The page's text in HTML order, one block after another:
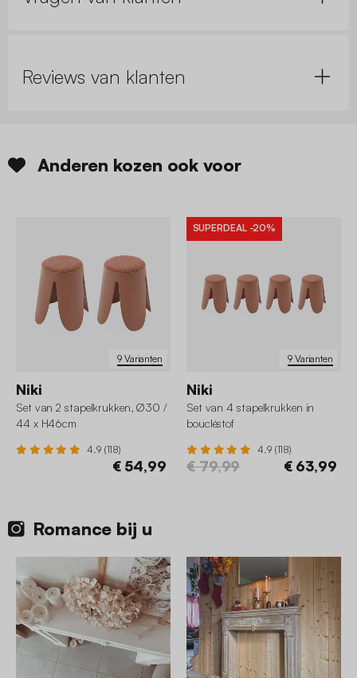
Reviews van klanten
Anderen kozen ook voor
9 Varianten
Niki
Set van 2 stapelkrukken, Ø30 /
44 x H46cm
4.9 (118)
€ 54,99
9 Varianten
SUPERDEAL -20%
Niki
Set van 4 stapelkrukken in
boucléstof
4.9 (118)
€ 79,99 € 63,99
Romance bij u